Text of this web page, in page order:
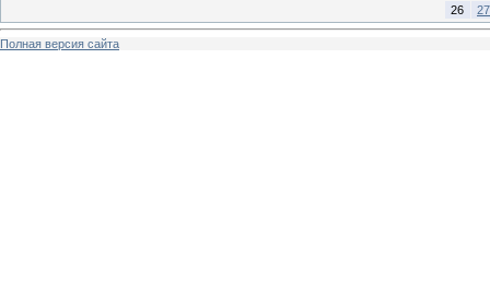
26 27
Полная версия сайта